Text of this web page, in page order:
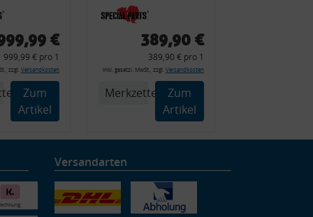
89,
+
€
999,99 € pro 1
zzgl. Versandkosten
Zum
Artikel
Set, Audi 80
Cabrio, Coupe,
Zierleiste, 2x
Kappe, Clipse,
Montagewerkzeug)
389,90 €
389,90 € pro 1
inkl. gesetzl. MwSt., zzgl. Versandkosten
Merkzettel
Zum
Artikel
Versandarten